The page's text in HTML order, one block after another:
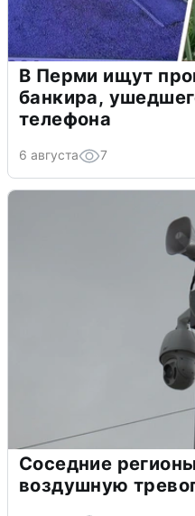
В Перми ищут
банкира,
телефона
6 августа 7
Соседние
воздушную